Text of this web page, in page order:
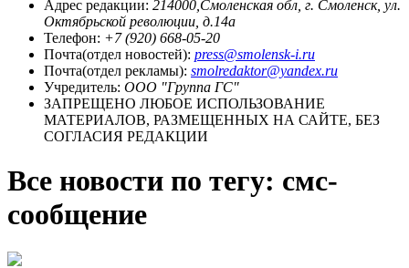
Адрес редакции: 214000,Смоленская обл, г. Смоленск, ул.
Октябрьской революции, д.14а
Телефон: +7 (920) 668-05-20
Почта(отдел новостей): press@smolensk-i.ru
Почта(отдел рекламы): smolredaktor@yandex.ru
Учредитель: ООО "Группа ГС"
ЗАПРЕЩЕНО ЛЮБОЕ ИСПОЛЬЗОВАНИЕ
МАТЕРИАЛОВ, РАЗМЕЩЕННЫХ НА САЙТЕ, БЕЗ
СОГЛАСИЯ РЕДАКЦИИ
Все новости по тегу: смс-
сообщение